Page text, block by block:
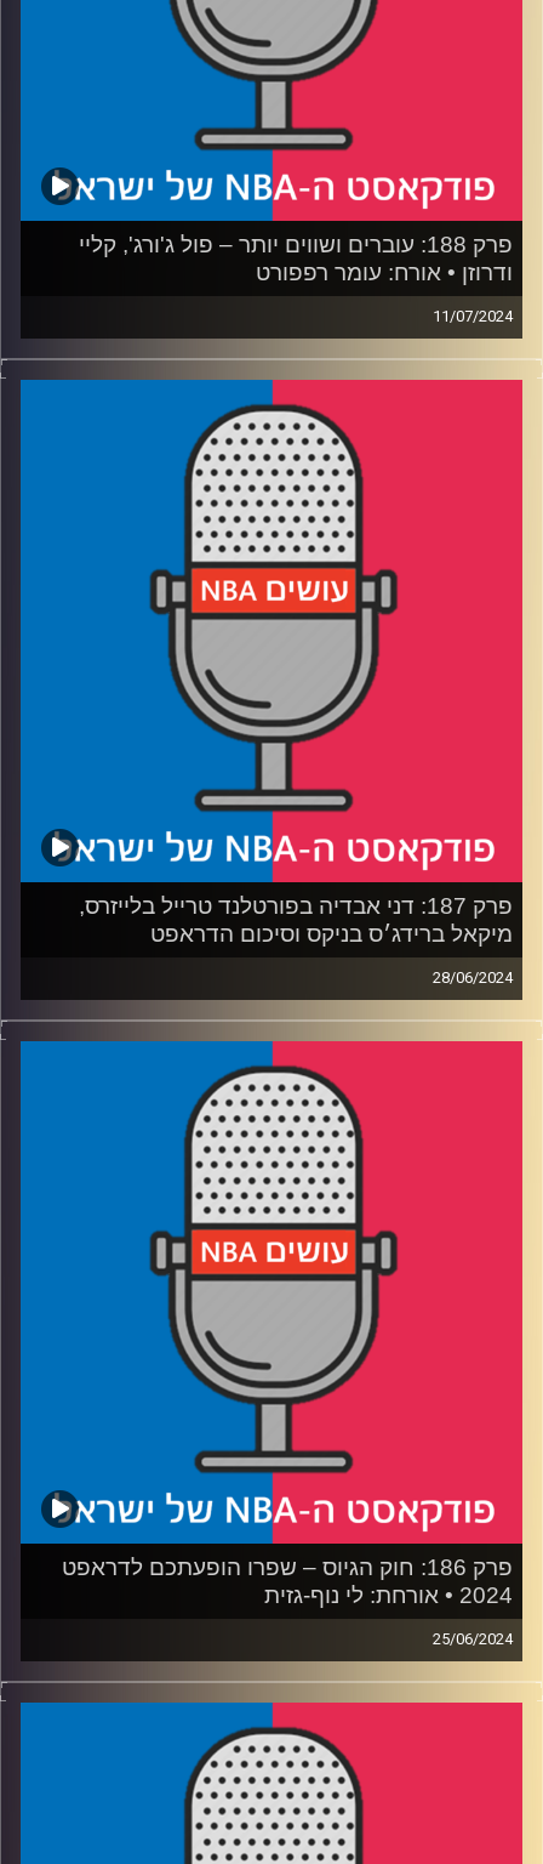
פרק 188: עוברים ושווים יותר – פול ג'ורג', קליי
ודרוזן • אורח: עומר רפפורט
11/07/2024
פודקאסט האן.בי.איי עם ערן סורוקה, שרון דוידוביץ', משה
דוידוביץ' ועידן לוצקי, בשיתוף קול האוניברסיטה.
רבע 3: המאבס חיכו לקליי, הקינגס מכוונים למקום טוב
רבע 4: הקליפרס ללא מוצא, הווריורס משתפרים לאחור,
ותשובה לחיים לוינסון
פרק 187: דני אבדיה בפורטלנד טרייל בלייזרס,
מיקאל ברידג׳ס בניקס וסיכום הדראפט
28/06/2024
פודקאסט האן.בי.איי עם ערן סורוקה, שרון דוידוביץ', משה
דוידוביץ' ועידן לוצקי, בשיתוף קול האוניברסיטה.
רבע 3: איך כמעט כולן ניצחו בדראפט חלש, ולמה הדיון על
קרדיט תמונות:עידן לוצקי
פרק 186: חוק הגיוס – שפרו הופעתכם לדראפט
2024 • אורחת: לי נוף-גזית
25/06/2024
פודקאסט האן.בי.איי עם ערן סורוקה, שרון דוידוביץ', משה
דוידוביץ' ועידן לוצקי, בשיתוף קול האוניברסיטה.
רבע 2: הכוכבים שמתחת לרדאר, ולמה לצפות מברוני ג'יימס
רבע 3: הכסף שנכנס למכללות, ולמה דן הרלי ויתר על הלוס